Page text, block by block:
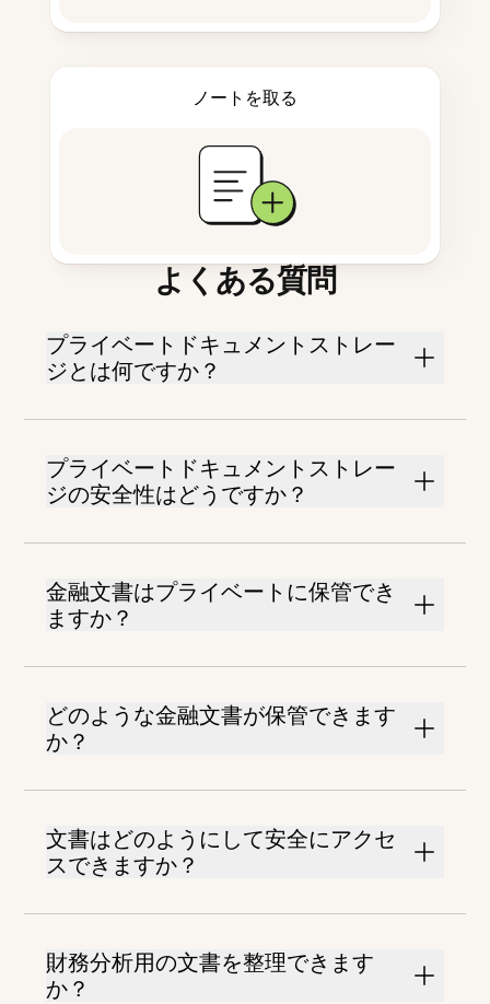
ノートを取る
よくある質問
プライベートドキュメントストレー
ジとは何ですか？
プライベートドキュメントストレー
ジの安全性はどうですか？
金融文書はプライベートに保管でき
ますか？
どのような金融文書が保管できます
か？
文書はどのようにして安全にアクセ
スできますか？
財務分析用の文書を整理できます
か？